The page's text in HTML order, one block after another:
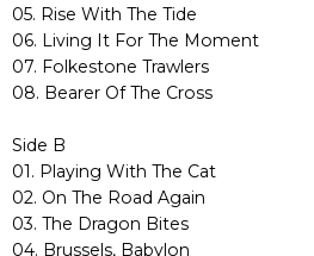
05. Rise With The Tide
06. Living It For The Moment
07. Folkestone Trawlers
08. Bearer Of The Cross
Side B
01. Playing With The Cat
02. On The Road Again
03. The Dragon Bites
04. Brussels, Babylon